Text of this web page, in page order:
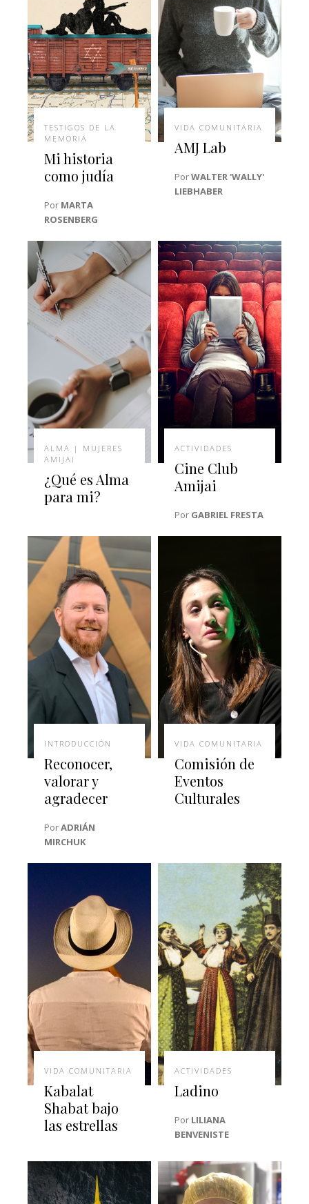
TESTIGOS DE LA
MEMORIA
Mi historia
como judía
Por MARTA
ROSENBERG
VIDA COMUNITARIA
AMJ Lab
PorWALTER 'WALLY'
LIEBHABER
ALMA | MUJERES
AMIJAI
¿Qué es Alma
para mi?
ACTIVIDADES
Cine Club
Amijai
Por GABRIEL FRESTA
INTRODUCCIÓN
Reconocer,
valorar y
agradecer
PorADRIÁN
MIRCHUK
VIDA COMUNITARIA
Comisión de
Eventos
Culturales
VIDA COMUNITARIA
Kabalat
Shabat bajo
las estrellas
ACTIVIDADES
Ladino
Por LILIANA
BENVENISTE